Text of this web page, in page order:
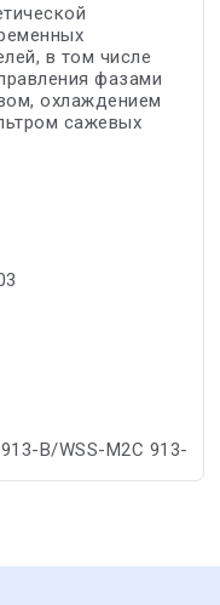
в том числе
фазами
охлаждением
сажевых
B/WSS-M2C 913-